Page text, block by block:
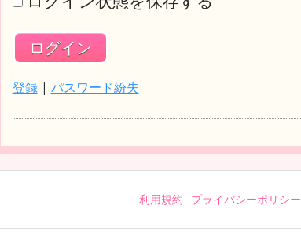
登録| パスワード紛失
利用規約 プライバシーポリシー